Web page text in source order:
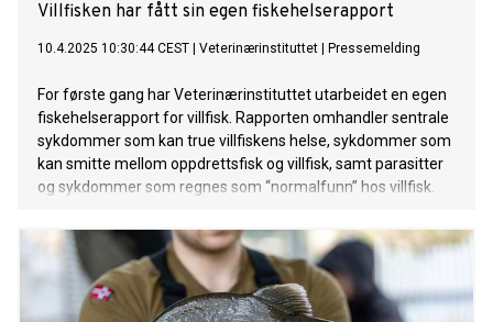
Villfisken har fått sin egen fiskehelserapport
10.4.2025 10:30:44 CEST Veterinærinstituttet Pressemelding
For første gang har Veterinærinstituttet utarbeidet en egen
fiskehelserapport for villfisk. Rapporten omhandler sentrale
sykdommer som kan true villfiskens helse, sykdommer som
kan smitte mellom oppdrettsfisk og villfisk, samt parasitter
og sykdommer som regnes som “normalfunn” hos villfisk.